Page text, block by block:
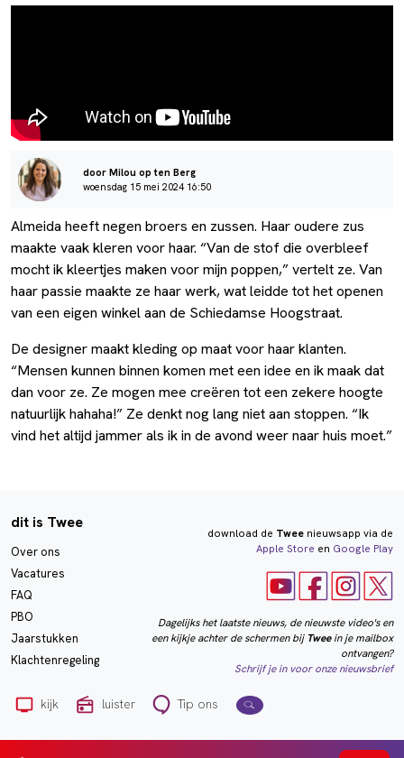
door Milou op ten Berg
woensdag 15 mei 2024 16:50
Almeida heeft negen broers en zussen. Haar oudere zus
maakte vaak kleren voor haar. “Van de stof die overbleef
mocht ik kleertjes maken voor mijn poppen,” vertelt ze. Van
haar passie maakte ze haar werk, wat leidde tot het openen
van een eigen winkel aan de Schiedamse Hoogstraat.
De designer maakt kleding op maat voor haar klanten.
“Mensen kunnen binnen komen met een idee en ik maak dat
dan voor ze. Ze mogen mee creëren tot een zekere hoogte
natuurlijk hahaha!” Ze denkt nog lang niet aan stoppen. “Ik
vind het altijd jammer als ik in de avond weer naar huis moet.”
dit is Twee
Over ons
Vacatures
FAQ
PBO
Jaarstukken
Klachtenregeling
download de Tweenieuwsapp via de
Apple Store en Google Play
Dagelijks het laatste nieuws, de nieuwste video's en
een kijkje achter de schermen bij Tweein je mailbox
ontvangen?
Schrijf je in voor onze nieuwsbrief
kijk luister Tip ons